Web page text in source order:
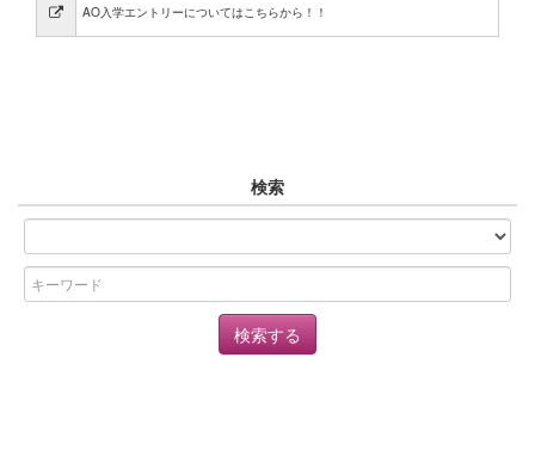
AO入学エントリーについてはこちらから！！
検索